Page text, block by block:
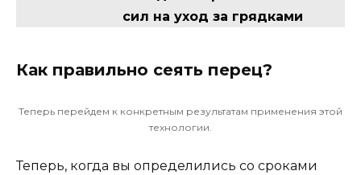
сил на уход за грядками
Как правильно сеять перец?
Теперь перейдем к конкретным результатам применения этой
технологии.
Теперь, когда вы определились со сроками